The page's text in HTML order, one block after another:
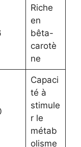
Riche
en
bêta-
carotè
ne
Capaci
té à
stimule
r le
métab
olisme